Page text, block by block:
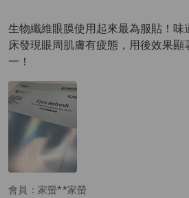
會員：家螢**家螢
生物纖維眼膜使用起來最為服貼！味
床發現眼周肌膚有疲態，用後效果顯
一！